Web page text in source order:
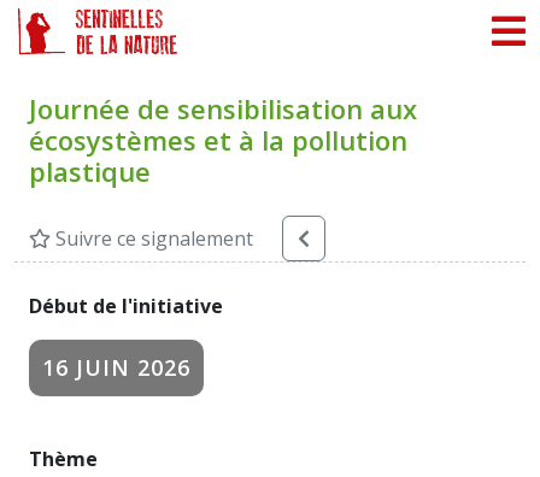
Journée de sensibilisation aux
écosystèmes et à la pollution
plastique
Suivre ce signalement
Début de l'initiative
16 JUIN 2026
Thème
Panneau de gestion des cookies